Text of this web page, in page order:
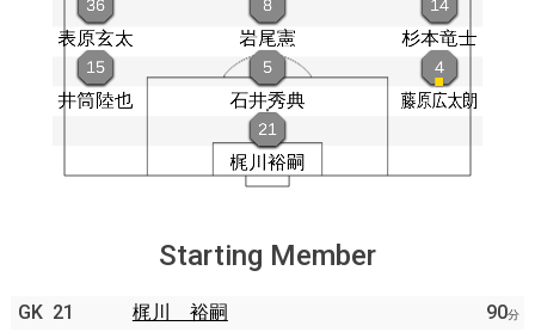
Starting Member
GK 21 梶川 裕嗣 90分